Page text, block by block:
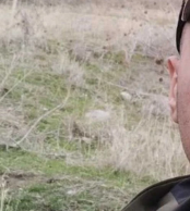
ÖZEL HABER
DTO
RESMİ REKLAM